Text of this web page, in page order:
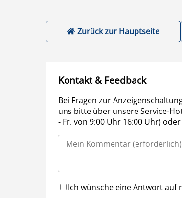
Zurück zur Hauptseite
Kontakt & Feedback
Bei Fragen zur
uns bitte über unsere Service-
- Fr. von 9:00 Uhr 16:00 Uhr)
Ich wünsche eine Antwort auf